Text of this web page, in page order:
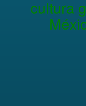
cultura